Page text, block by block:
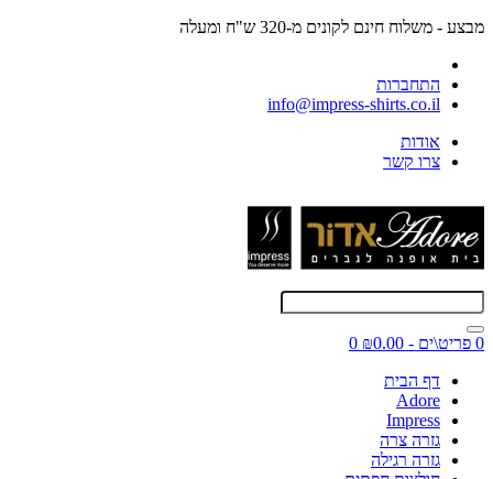
מבצע - משלוח חינם לקונים מ-320 ש"ח ומעלה
התחברות
info@impress-shirts.co.il
אודות
צרו קשר
0 פריט\ים - ₪0.00
0
דף הבית
Adore
Impress
גזרה צרה
גזרה רגילה